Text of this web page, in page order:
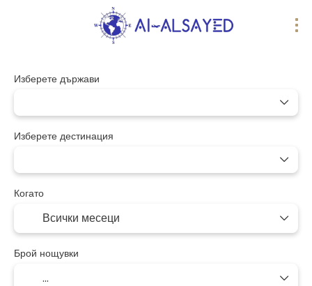
Изберете държави
Изберете дестинация
Когато
Брой нощувки